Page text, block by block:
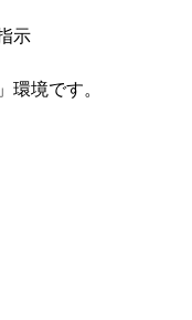
示
環境です。